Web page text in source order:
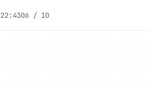
22:4306 / 10